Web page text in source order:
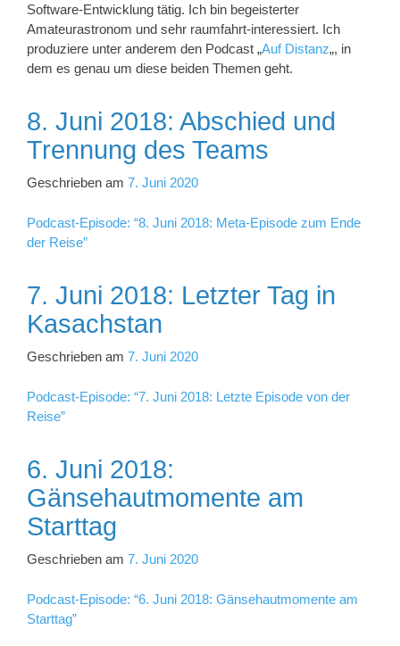
Software-Entwicklung tätig. Ich bin begeisterter
Amateurastronom und sehr raumfahrt-interessiert. Ich
produziere unter anderem den Podcast „Auf Distanz„, in
dem es genau um diese beiden Themen geht.
8. Juni 2018: Abschied und
Trennung des Teams
Geschrieben am 7. Juni 2020
Podcast-Episode: “8. Juni 2018: Meta-Episode zum Ende
der Reise”
7. Juni 2018: Letzter Tag in
Kasachstan
Geschrieben am 7. Juni 2020
Podcast-Episode: “7. Juni 2018: Letzte Episode von der
Reise”
6. Juni 2018:
Gänsehautmomente am
Starttag
Geschrieben am 7. Juni 2020
Podcast-Episode: “6. Juni 2018: Gänsehautmomente am
Starttag”